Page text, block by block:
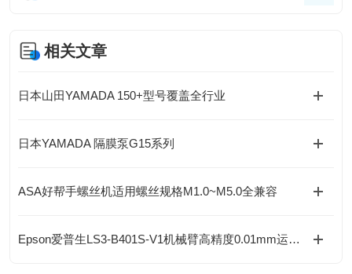
相关文章
日本山田YAMADA 150+型号覆盖全行业
日本YAMADA 隔膜泵G15系列
ASA好帮手螺丝机适用螺丝规格M1.0~M5.0全兼容
Epson爱普生LS3-B401S-V1机械臂高精度0.01mm运行稳定